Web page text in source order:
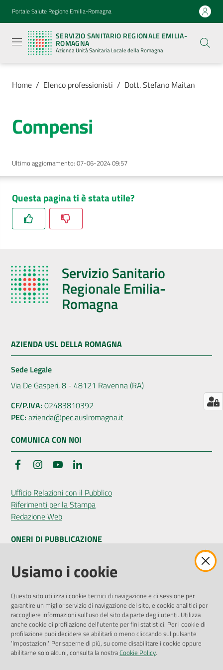
Vai al contenuto
Vai alla navigazione
Vai al footer
Portale Salute Regione Emilia-Romagna
SERVIZIO SANITARIO REGIONALE EMILIA-
ROMAGNA
Azienda Unità Sanitaria Locale della Romagna
Sanitario
Regionale
Emilia-
Romagna
Azienda
Sanitaria
Locale della
Servizi
Luoghi
di
cura
dei
Servizi
Dedicato
Bandi
Concorsi
Seguici
su
Home / Elenco professionisti / Dott. Stefano Maitan
Compensi
Ultimo aggiornamento: 07-06-2024 09:57
Questa pagina ti è stata utile?
Servizio Sanitario
Regionale Emilia-
Romagna
AZIENDA USL DELLA ROMAGNA
Sede Legale
Via De Gasperi, 8 - 48121 Ravenna (RA)
CF/P.IVA: 02483810392
PEC: azienda@pec.auslromagna.it
COMUNICA CON NOI
FacebookInstagramYouTube
Ufficio Relazioni con il Pubblico
Riferimenti per la Stampa
Redazione Web
ONERI DI PUBBLICAZIONE
Amministrazione Trasparente
Pubblicità legale
Privacy Policy
Attuazione Misure PNRR
Liste di Attesa
ENTI, IMPRESE E PARTNER
Usiamo i cookie
Questo sito utilizza i cookie tecnici di navigazione e di sessione per
garantire un miglior servizio di navigazione del sito, e cookie analitici per
raccogliere informazioni sull'uso del sito da parte degli utenti. Utilizza
anche cookie di profilazione dell'utente per fini statistici. Per i cookie di
profilazione puoi decidere se abilitarli o meno cliccando sul pulsante
'Impostazioni'. Per saperne di più, su come disabilitare i cookie oppure
abilitarne solo alcuni, consulta la nostraCookie Policy.